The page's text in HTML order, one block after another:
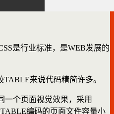
是行业标准，是WEB发展的
来说代码精简许多。
一个页面视觉效果，采用
编码的页面文件容量小